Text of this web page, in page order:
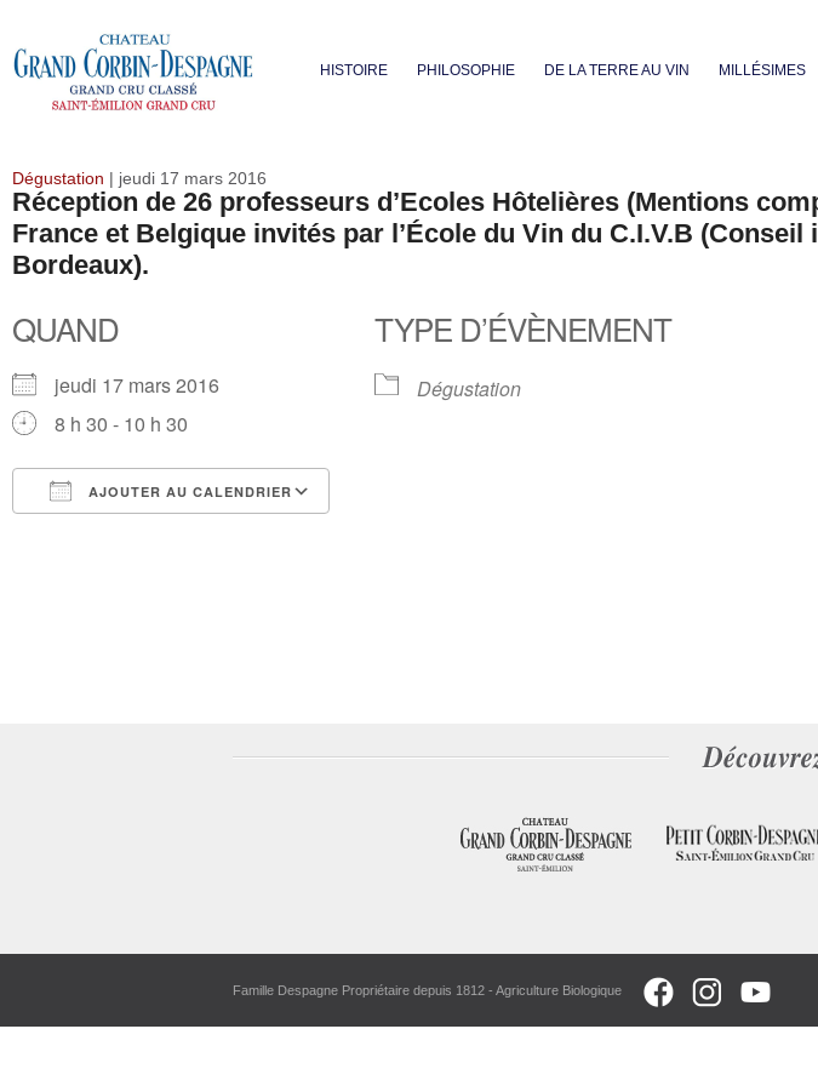
HISTOIRE PHILOSOPHIE DE LA TERRE AU VIN MILLÉSIMES
Dégustation | jeudi 17 mars 2016
Réception de 26 professeurs d’Ecoles Hôtelières (Mentions
France et Belgique invités par l’École du Vin du C.I.V.B
Bordeaux).
QUAND
jeudi 17 mars 2016
8 h 30 - 10 h 30
AJOUTER AU CALENDRIER
TYPE D’ÉVÈNEMENT
Dégustation
Famille Despagne Propriétaire depuis 1812 - Agriculture Biologique